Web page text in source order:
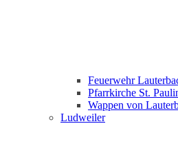
Feuerwehr
Pfarrkirche St.
Wappen von
Ludweiler